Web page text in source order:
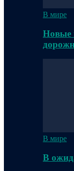
В мире
Новые
В мире
В